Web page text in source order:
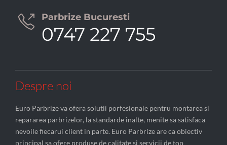
 Parbrize Bucuresti
0747 227 755
Despre noi
Euro Parbrize va ofera solutii porfesionale pentru montarea si
repararea parbrizelor, la standarde inalte, menite sa satisfaca
nevoile fiecarui client in parte. Euro Parbrize are ca obiectiv
principal sa ofere produse de calitate si servicii de top